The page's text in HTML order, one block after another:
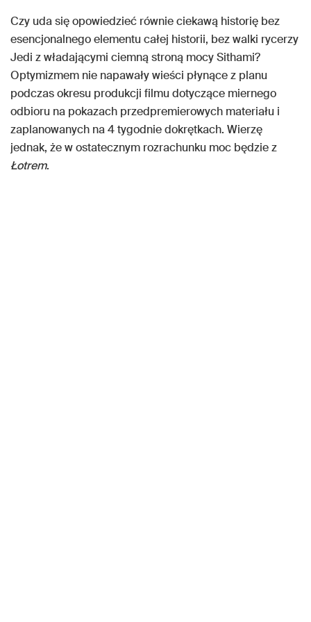
Czy uda się opowiedzieć równie ciekawą historię bez
esencjonalnego elementu całej historii, bez walki rycerzy
Jedi z władającymi ciemną stroną mocy Sithami?
Optymizmem nie napawały wieści płynące z planu
podczas okresu produkcji filmu dotyczące miernego
odbioru na pokazach przedpremierowych materiału i
zaplanowanych na 4 tygodnie dokrętkach. Wierzę
jednak, że w ostatecznym rozrachunku moc będzie z
Łotrem.